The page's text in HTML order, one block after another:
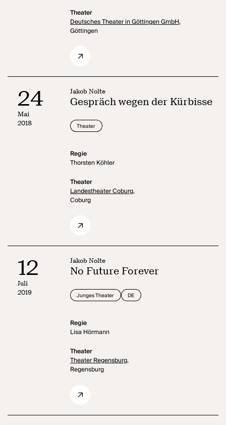
Theater
Deutsches Theater in Göttingen GmbH,
Göttingen
24
Mai
2018
Jakob Nolte
Gespräch wegen der Kürbisse
Theater
Regie
Thorsten Köhler
Theater
Landestheater Coburg,
Coburg
12
Juli
2019
Jakob Nolte
No Future Forever
Junges Theater DE
Regie
Lisa Hörmann
Theater
Theater Regensburg,
Regensburg